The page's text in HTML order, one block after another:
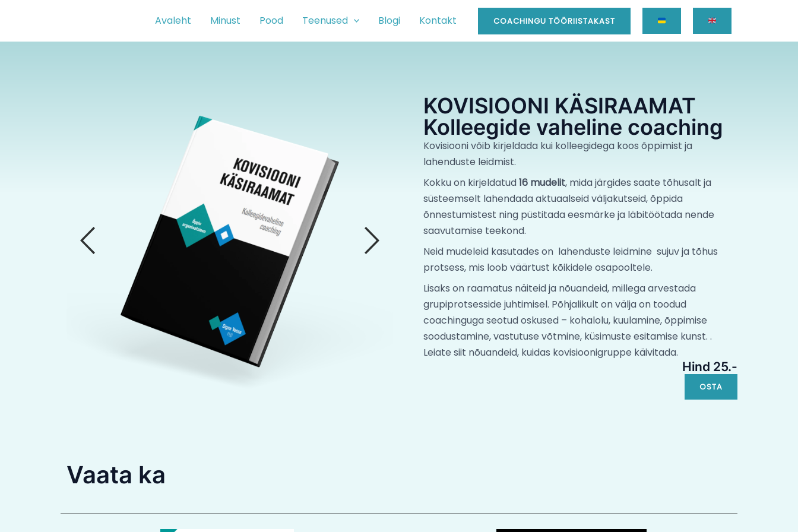
content
Avaleht Minust Pood Teenused Blogi Kontakt COACHINGU TÖÖRIISTAKAST
KOVISIOONI KÄSIRAAMAT
Kolleegide vaheline coaching
Kovisiooni võib kirjeldada kui kolleegidega koos õppimist ja
lahenduste leidmist.
Kokku on kirjeldatud16 mudelit, mida järgides saate tõhusalt ja
süsteemselt lahendada aktuaalseid väljakutseid, õppida
õnnestumistest ning püstitada eesmärke ja läbitöötada nende
saavutamise teekond.
Neid mudeleid kasutades on lahenduste leidmine sujuv ja tõhus
protsess, mis loob väärtust kõikidele osapooltele.
Lisaks on raamatus näiteid ja nõuandeid, millega arvestada
grupiprotsesside juhtimisel. Põhjalikult on välja on toodud
coachinguga seotud oskused – kohalolu, kuulamine, õppimise
soodustamine, vastutuse võtmine, küsimuste esitamise kunst. .
Leiate siit nõuandeid, kuidas kovisioonigruppe käivitada.
Hind 25.-
OSTA
Vaata ka